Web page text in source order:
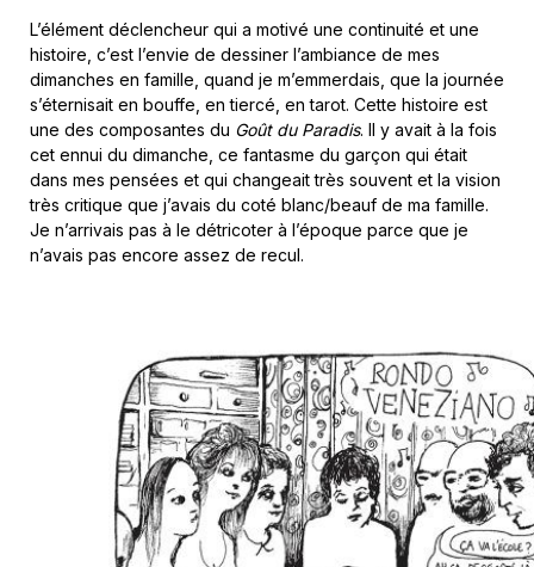
L’élément déclencheur qui a motivé une continuité et une
histoire, c’est l’envie de dessiner l’ambiance de mes
dimanches en famille, quand je m’emmerdais, que la journée
s’éternisait en bouffe, en tiercé, en tarot. Cette histoire est
une des composantes du Goût du Paradis. Il y avait à la fois
cet ennui du dimanche, ce fantasme du garçon qui était
dans mes pensées et qui changeait très souvent et la vision
très critique que j’avais du coté blanc/beauf de ma famille.
Je n’arrivais pas à le détricoter à l’époque parce que je
n’avais pas encore assez de recul.